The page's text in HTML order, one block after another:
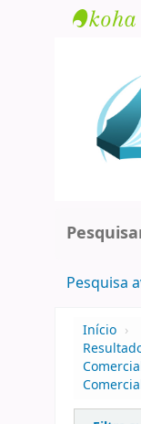
Pesquisa
Início ›